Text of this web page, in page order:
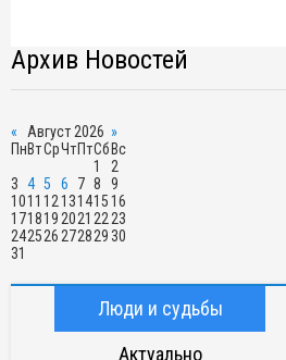
Архив Новостей
« Август 2026 »
ПнВтСрЧтПтСб Вс
1
2
3 4 5 6 7 8
9
1011 1213141516
171819 2021 22 23
242526 27282930
31
Люди и судьбы
Актуально